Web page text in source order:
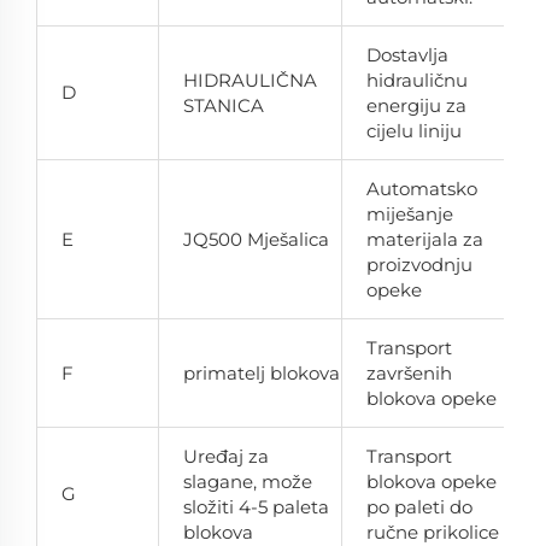
D
HIDRAULIČNA
STANICA
Dostavlja
hidrauličnu
energiju za
cijelu liniju
E JQ500 Mješalica
Automatsko
miješanje
materijala za
proizvodnju
opeke
F primatelj blokova
Transport
završenih
blokova opeke
G
Uređaj za
slagane, može
složiti 4-5 paleta
blokova
Transport
blokova opeke
po paleti do
ručne prikolice